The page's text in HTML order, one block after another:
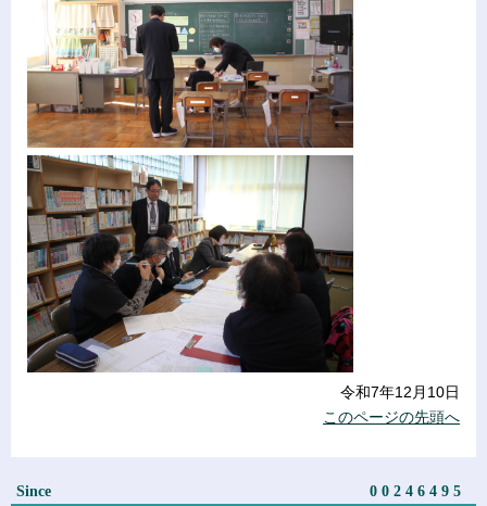
Since 00246495
令和7年12月10日
このページの先頭へ